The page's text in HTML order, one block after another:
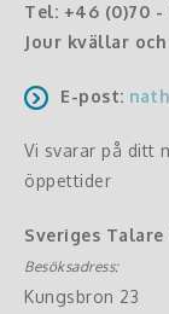
Tel: +46 (0)70 -
Jour kvällar
E-post:
Vi svarar på ditt
öppettider
Sveriges
Besöksadress:
Kungsbron 23